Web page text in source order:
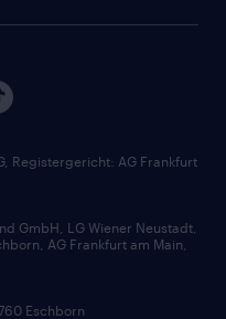
Registergericht: AG Frankfurt
GmbH, LG Wiener Neustadt,
AG Frankfurt am Main,
Eschborn